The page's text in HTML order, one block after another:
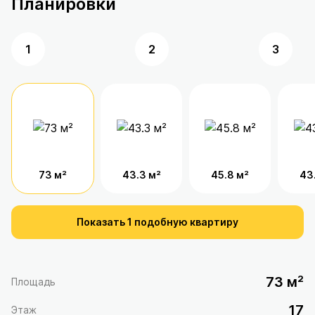
1 2 3
73 м² 43.3 м² 45.8 м²
Показать 1 подобную квартиру
Площадь 73 м²
Этаж 17